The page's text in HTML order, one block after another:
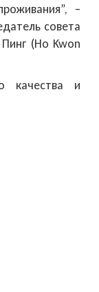
–
совета
(Ho Kwon
качества и